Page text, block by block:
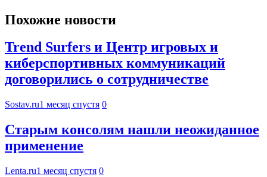
Похожие новости
Trend Surfers и Центр игровых и
киберспортивных коммуникаций
договорились о сотрудничестве
Sostav.ru1 месяц спустя 0
Старым консолям нашли неожиданное
применение
Lenta.ru1 месяц спустя 0